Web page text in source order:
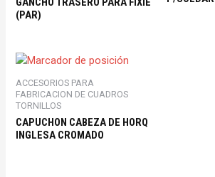
(PAR)
ACCESORIOS PARA
FABRICACION DE CUADROS
TORNILLOS
CAPUCHON CABEZA DE HORQ
INGLESA CROMADO